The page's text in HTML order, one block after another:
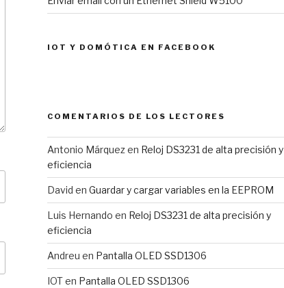
IOT Y DOMÓTICA EN FACEBOOK
COMENTARIOS DE LOS LECTORES
Antonio Márquezen Reloj DS3231 de alta precisión y
eficiencia
David en Guardar y cargar variables en la EEPROM
Luis Hernando en Reloj DS3231 de alta precisión y
eficiencia
Andreu en Pantalla OLED SSD1306
IOTen Pantalla OLED SSD1306